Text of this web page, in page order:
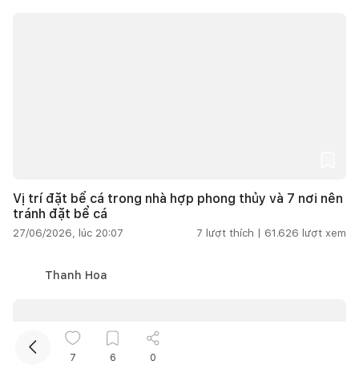
Vị trí đặt bể cá trong nhà hợp phong thủy và 7 nơi nên
tránh đặt bể cá
27/06/2026, lúc 20:07 7 lượt thích | 61.626 lượt xem
Thanh Hoa
7 6 0